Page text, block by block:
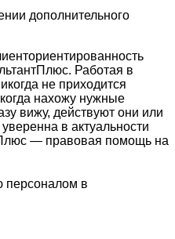
дополнительного
Работая в
не приходится
нахожу нужные
вижу, действуют они или
в актуальности
— правовая помощь на
персоналом в